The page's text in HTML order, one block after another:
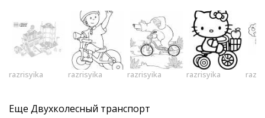
razrisyika razrisyika razrisyika razrisyika
Еще Двухколесный транспорт